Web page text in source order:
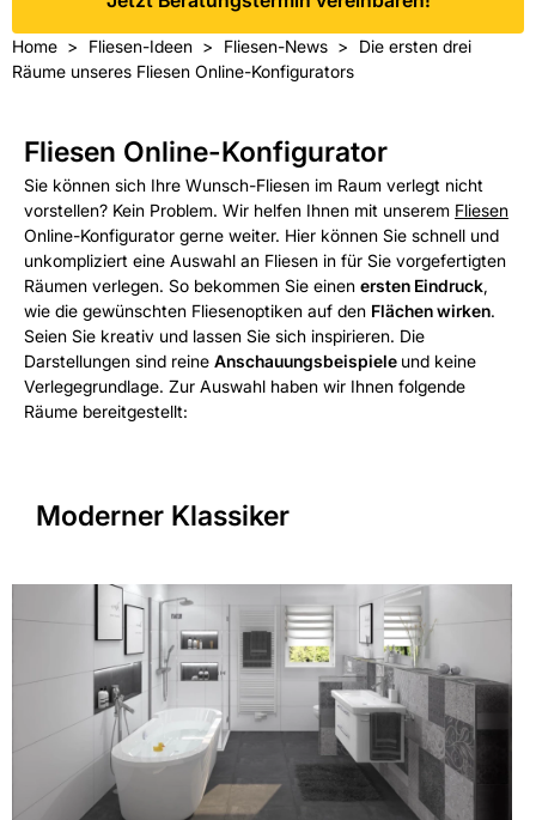
Home Fliesen-Ideen Fliesen-News
Die ersten drei
Räume unseres Fliesen Online-Konfigurators
Fliesen Online-Konfigurator
Sie können sich Ihre Wunsch-Fliesen im Raum verlegt nicht
vorstellen? Kein Problem. Wir helfen Ihnen mit unserem Fliesen
Online-Konfigurator gerne weiter. Hier können Sie schnell und
unkompliziert eine Auswahl an Fliesen in für Sie vorgefertigten
Räumen verlegen. So bekommen Sie einen ersten Eindruck,
wie die gewünschten Fliesenoptiken auf den Flächen wirken.
Seien Sie kreativ und lassen Sie sich inspirieren. Die
Darstellungen sind reine Anschauungsbeispiele und keine
Verlegegrundlage. Zur Auswahl haben wir Ihnen folgende
Räume bereitgestellt:
Moderner Klassiker